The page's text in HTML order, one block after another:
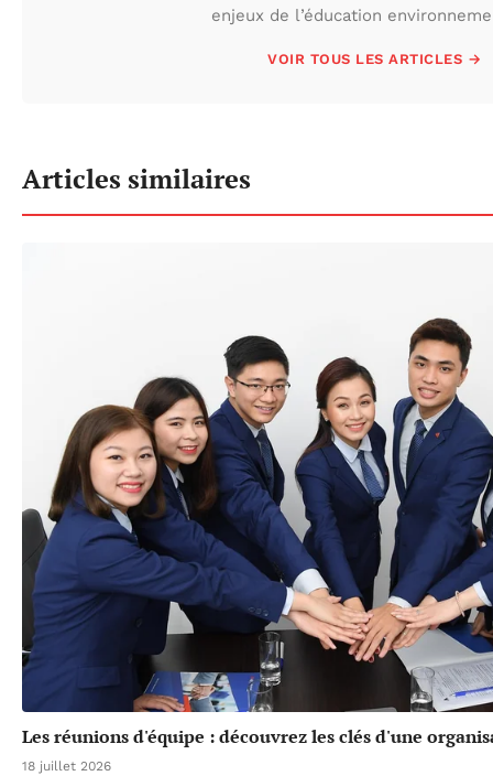
enjeux de l’éducation
VOIR TOUS LES ARTICLES →
Articles similaires
Les réunions d'équipe : découvrez les clés d'une
18 juillet 2026